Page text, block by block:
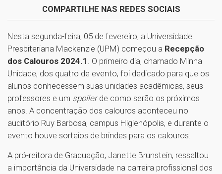
COMPARTILHE NAS REDES SOCIAIS
Nesta segunda-feira, 05 de fevereiro, a Universidade
Presbiteriana Mackenzie (UPM) começou a Recepção
dos Calouros 2024.1 . O primeiro dia, chamado Minha
Unidade, dos quatro de evento, foi dedicado para que os
alunos conhecessem suas unidades acadêmicas, seus
professores e um spoilerde como serão os próximos
anos. A concentração dos calouros aconteceu no
auditório Ruy Barbosa, campus Higienópolis, e durante o
evento houve sorteios de brindes para os calouros.
A pró-reitora de Graduação, Janette Brunstein, ressaltou
a importância da Universidade na carreira profissional dos